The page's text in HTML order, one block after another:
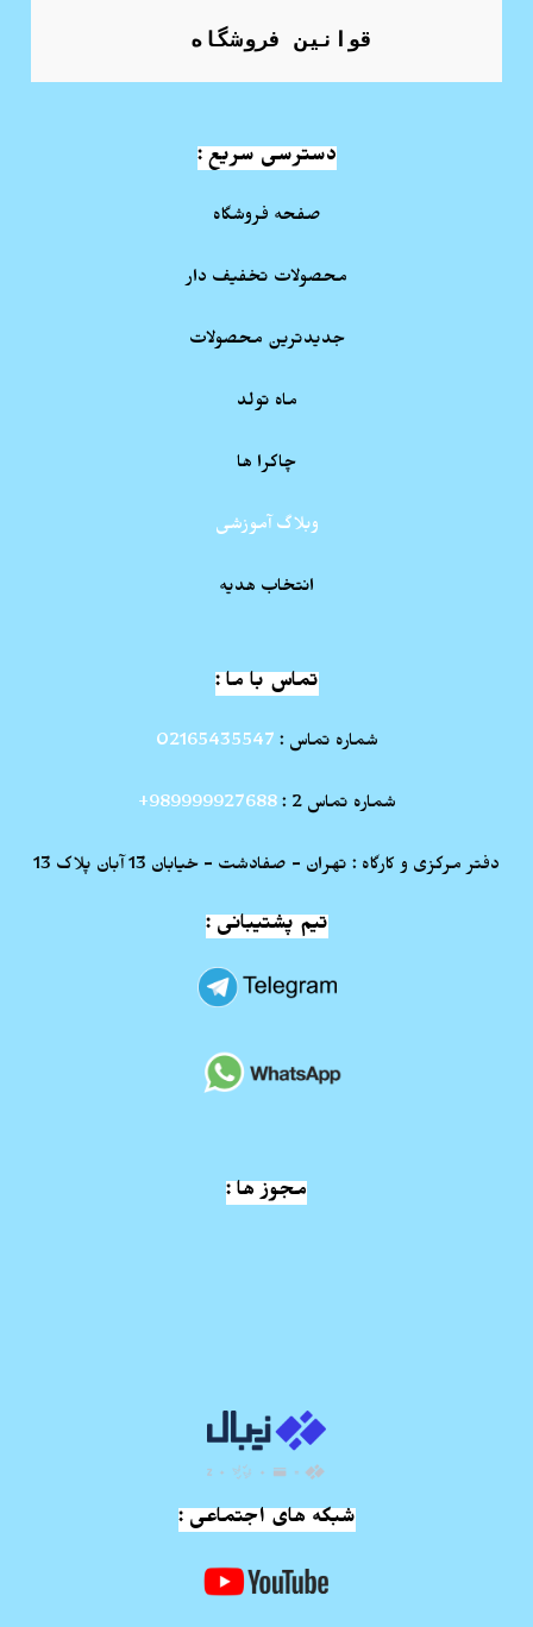
قوانین فروشگاه
دسترسی سریع :
صفحه فروشگاه
محصولات تخفیف دار
جدیدترین محصولات
ماه تولد
چاکرا ها
وبلاگ آموزشی
انتخاب هدیه
تماس با ما :
شماره تماس : 02165435547
شماره تماس 2 : 989999927688+
دفتر مرکزی و کارگاه : تهران - صفادشت - خیابان 13 آبان پلاک 13
تیم پشتیبانی :
مجوز ها :
شبکه های اجتماعی :